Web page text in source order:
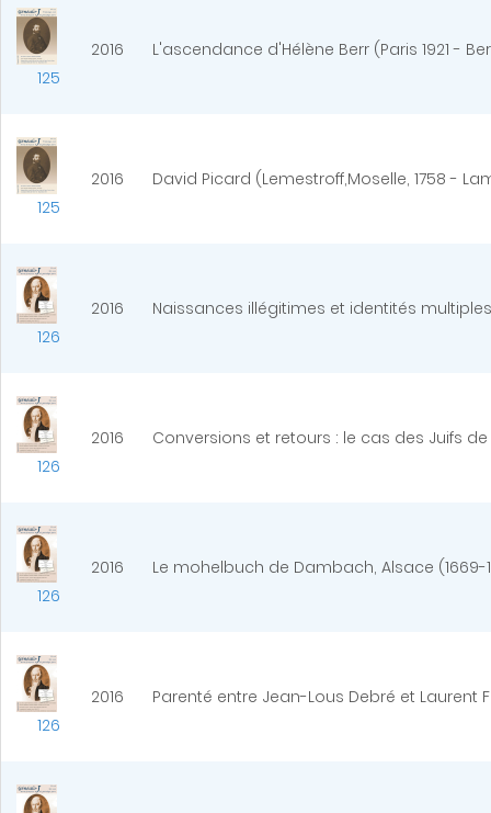
125
2016 L'ascendance d'Hélène Berr (Paris 1921 -
125
2016 David Picard (Lemestroff,Moselle, 1758 -
126
2016 Naissances illégitimes et identités
126
2016 Conversions et retours : le cas des Juifs de
126
2016 Le mohelbuch de Dambach, Alsace (1669-
126
2016 Parenté entre Jean-Lous Debré et